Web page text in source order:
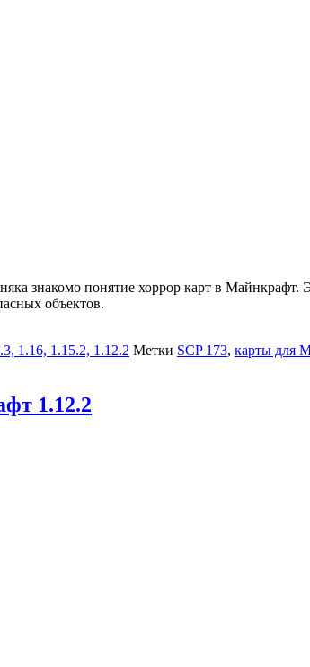
знакомо понятие хоррор карт в
объектов.
1.16, 1.15.2, 1.12.2 Метки SCP 173, карты для
1.12.2